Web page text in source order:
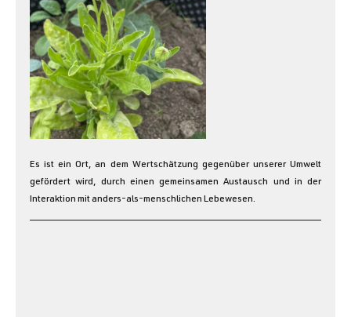
Es ist ein Ort, an dem Wertschätzung gegenüber unserer Umwelt
gefördert wird, durch einen gemeinsamen Austausch und in der
Interaktion mit anders-als-menschlichen Lebewesen.